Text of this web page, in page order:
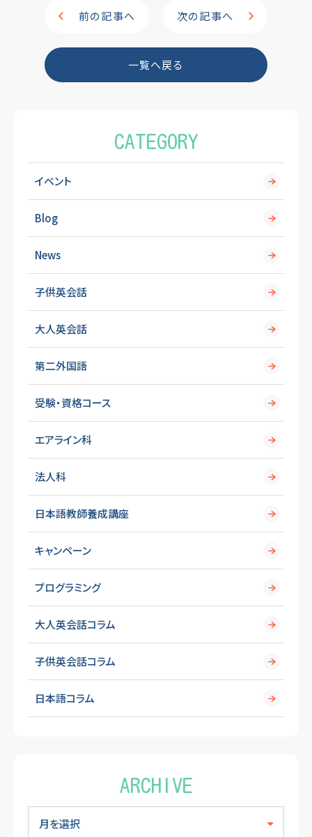
o
o
前の記事へ 次の記事へ
一覧へ戻る
CATEGORY
イベント
Blog
News
子供英会話
大人英会話
第二外国語
受験・資格コース
エアライン科
法人科
日本語教師養成講座
キャンペーン
プログラミング
大人英会話コラム
子供英会話コラム
日本語コラム
ARCHIVE